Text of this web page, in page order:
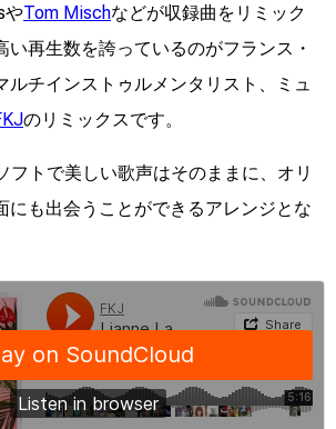
やTom Mischなどが収録曲をリミック
い再生数を誇っているのがフランス・
ルチインストゥルメンタリスト、ミュ
のリミックスです。
フトで美しい歌声はそのままに、オリ
にも出会うことができるアレンジとな